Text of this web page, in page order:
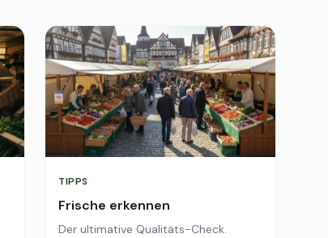
TIPPS
Frische erkennen
Der ultimative Qualitäts-Check.